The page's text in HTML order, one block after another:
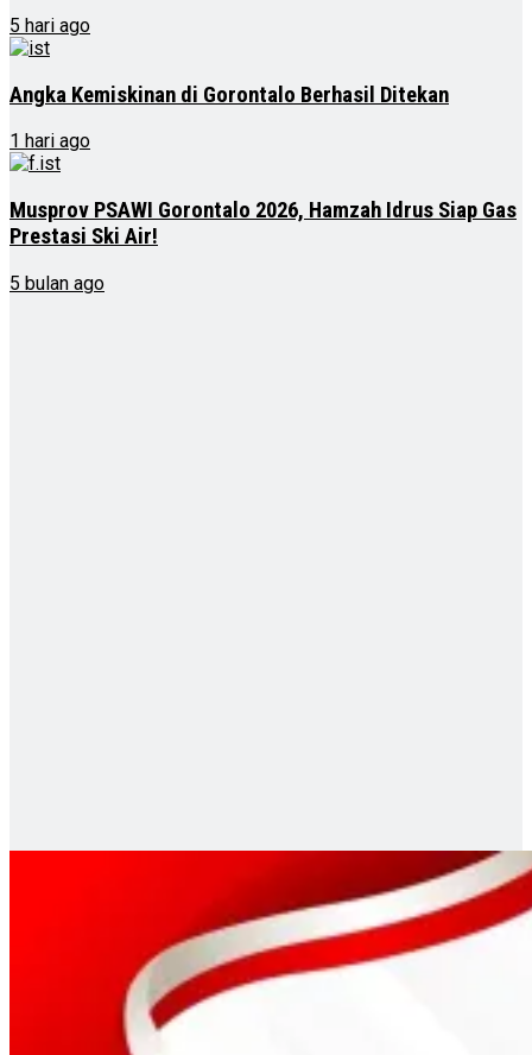
5 hari ago
Angka Kemiskinan di Gorontalo Berhasil Ditekan
1 hari ago
Musprov PSAWI Gorontalo 2026, Hamzah Idrus Siap Gas
Prestasi Ski Air!
5 bulan ago